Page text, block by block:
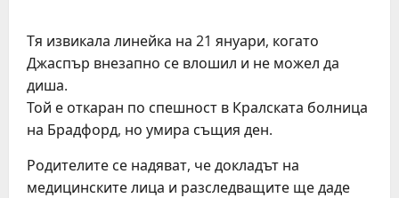
Тя извикала линейка на 21 януари, когато
Джаспър внезапно се влошил и не можел да
диша.
Той е откаран по спешност в Кралската болница
на Брадфорд, но умира същия ден.
Родителите се надяват, че докладът на
медицинските лица и разследващите ще даде